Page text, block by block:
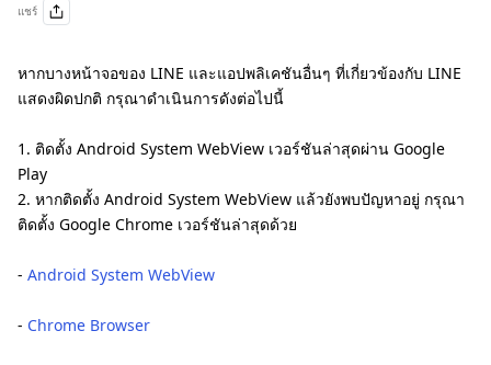
แชร์
หากบางหน้าจอของ LINE และแอปพลิเคชันอื่นๆ ที่เกี่ยวข้องกับ LINE
แสดงผิดปกติ กรุณาดำเนินการดังต่อไปนี้
1. ติดตั้ง Android System WebView เวอร์ชันล่าสุดผ่าน Google
Play
2. หากติดตั้ง Android System WebView แล้วยังพบปัญหาอยู่ กรุณา
ติดตั้ง Google Chrome เวอร์ชันล่าสุดด้วย
- Android System WebView
- Chrome Browser